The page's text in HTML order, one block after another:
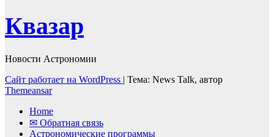
Квазар
Новости Астрономии
Сайт работает на WordPress | Тема: News Talk, автор
Themeansar
Home
✉ Обратная связь
Астрономические программы